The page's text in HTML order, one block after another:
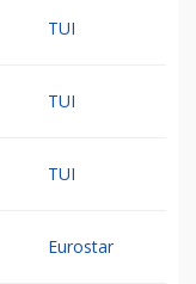
TUI
TUI
TUI
Eurostar